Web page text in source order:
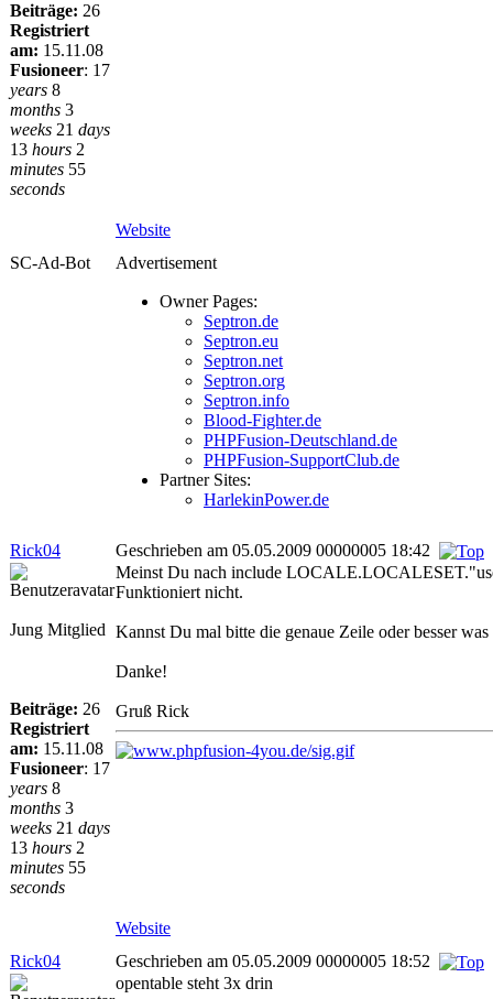
Beiträge: 26
Registriert
am: 15.11.08
Fusioneer: 17
years 8
months 3
weeks 21 days
13 hours 2
minutes 55
seconds
Website
SC-Ad-Bot
Advertisement
Owner Pages:
Septron.de
Septron.eu
Septron.net
Septron.org
Septron.info
Blood-Fighter.de
PHPFusion-Deutschland.de
PHPFusion-SupportClub.de
Partner Sites:
HarlekinPower.de
Rick04 Geschrieben am 05.05.2009 00000005 18:42
Jung Mitglied
Beiträge: 26
Registriert
am: 15.11.08
Fusioneer: 17
years 8
months 3
weeks 21 days
13 hours 2
minutes 55
seconds
Meinst Du nach include
Funktioniert nicht.
Kannst Du mal bitte die genaue Zeile oder besser was
Danke!
Gruß Rick
Website
Rick04
Geschrieben am 05.05.2009 00000005 18:52
opentable steht 3x drin